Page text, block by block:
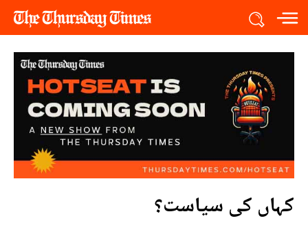
کہاں کی سیاست؟